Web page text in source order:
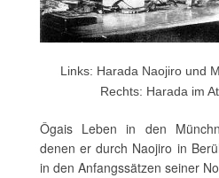
Links: Harada Naojiro und
Rechts: Harada im
Ôgais Leben in den
denen er durch Naojiro in
in den Anfangssätzen seiner